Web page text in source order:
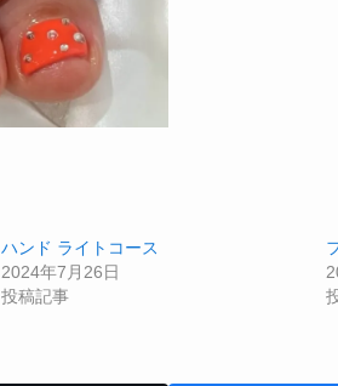
ハンド ライトコース
2024年7月26日
投稿記事